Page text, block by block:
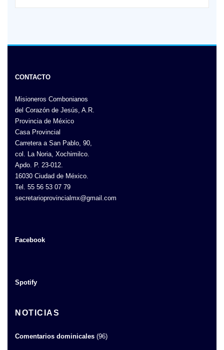
CONTACTO
Misioneros Combonianos
del Corazón de Jesús, A.R.
Provincia de México
Casa Provincial
Carretera a San Pablo, 90,
col. La Noria, Xochimilco.
Apdo. P. 23-012.
16030 Ciudad de México.
Tel. 55 56 53 07 79
secretarioprovincialmx@gmail.com
Facebook
Spotify
NOTICIAS
Comentarios dominicales (96)